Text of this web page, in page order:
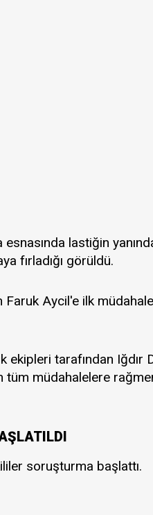
lastiğin
fırladığı görüldü.
Aycil'e ilk
ekipleri tarafından Iğdır
tüm müdahalelere
soruşturma başlattı.